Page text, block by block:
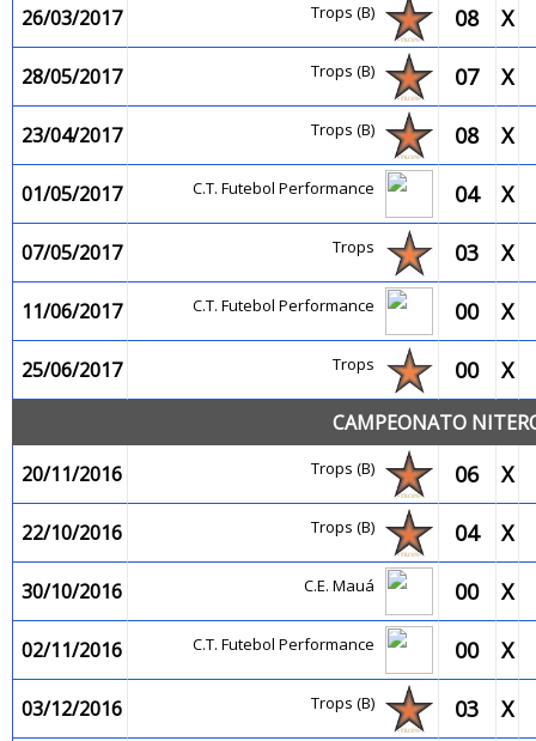
26/03/2017
Trops (B) 08 X
28/05/2017 Trops (B) 07 X
23/04/2017 Trops (B) 08 X
01/05/2017 C.T. Futebol Performance 04 X
07/05/2017 Trops 03 X
11/06/2017 C.T. Futebol Performance 00 X
25/06/2017 Trops 00 X
CAMPEONATO
20/11/2016
Trops (B) 06 X
22/10/2016 Trops (B) 04 X
30/10/2016 C.E. Mauá 00 X
02/11/2016 C.T. Futebol Performance 00 X
03/12/2016 Trops (B) 03 X